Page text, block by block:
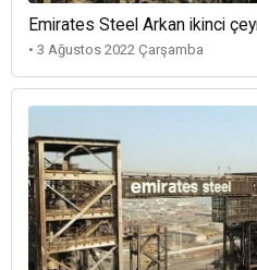
Emirates Steel Arkan ikinci
• 3 Ağustos 2022 Çarşamba